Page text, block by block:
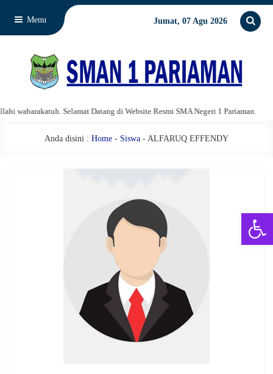
Menu Jumat, 07 Agu 2026
wabarakatuh. Selamat Datang di Website Resmi SMA Negeri 1 Pariaman.
Anda disini : Home - Siswa - ALFARUQ EFFENDY